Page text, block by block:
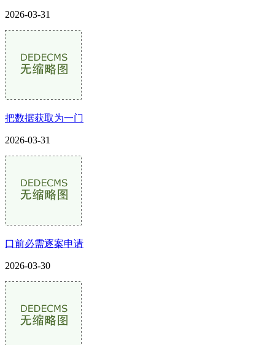
2026-03-31
把数据获取为一门
2026-03-31
口前必需逐案申请
2026-03-30